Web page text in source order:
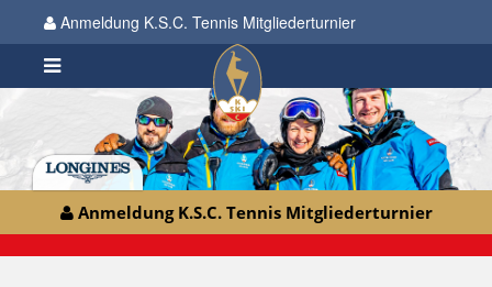
Anmeldung K.S.C. Tennis Mitgliederturnier
Anmeldung K.S.C. Tennis Mitgliederturnier